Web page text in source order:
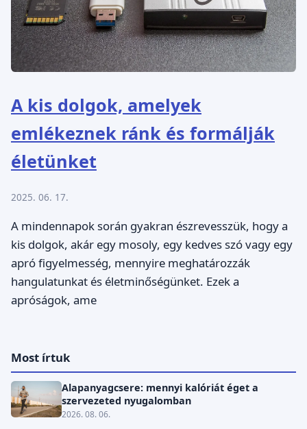
A kis dolgok, amelyek
emlékeznek ránk és formálják
életünket
2025. 06. 17.
A mindennapok során gyakran észrevesszük, hogy a
kis dolgok, akár egy mosoly, egy kedves szó vagy egy
apró figyelmesség, mennyire meghatározzák
hangulatunkat és életminőségünket. Ezek a
apróságok, ame
Most írtuk
Alapanyagcsere: mennyi kalóriát éget a
szervezeted nyugalomban
2026. 08. 06.